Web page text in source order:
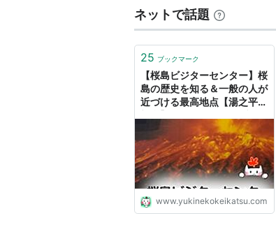
ネットで話題
25 ブックマーク
【桜島ビジターセンター】桜
島の歴史を知る＆一般の人が
近づける最高地点【湯之平展
www.yukinekokeikatsu.com